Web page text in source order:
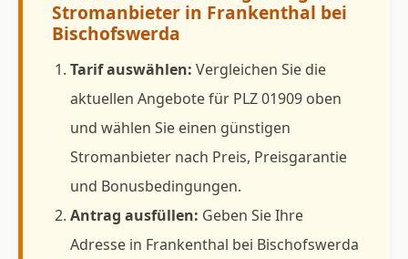
Stromanbieter in Frankenthal bei
Bischofswerda
Tarif auswählen: Vergleichen Sie die
aktuellen Angebote für PLZ 01909 oben
und wählen Sie einen günstigen
Stromanbieter nach Preis, Preisgarantie
und Bonusbedingungen.
Antrag ausfüllen: Geben Sie Ihre
Adresse in Frankenthal bei Bischofswerda